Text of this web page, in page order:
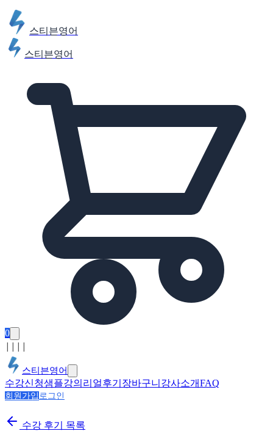
스티븐영어
스티븐영어
0
스티븐영어
수강신청샘플강의 리얼후기 장바구니 강사소개FAQ
회원가입 로그인
수강 후기 목록